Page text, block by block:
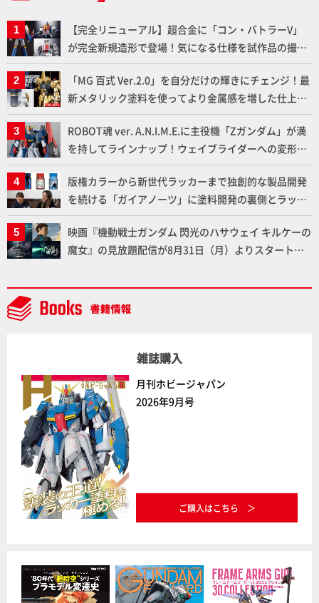
【完全リニューアル】超合金に「コン・バトラーV」
が完全新規造形で登場！気になる仕様を試作品の撮り
下ろしでご紹介!!さらに「大鉄人17」＆「ワンエイ
ト」セット情報もお届け！【超合金の魂】
「MG 百式 Ver.2.0」を自分だけの輝きにチェンジ！最
新メタリック塗料を使ってより金属感を増した仕上が
りに!!【試し読み】
ROBOT魂 ver. A.N.I.M.E.に主役機「Zガンダム」が満
を持してラインナップ！ウェイブライダーへの変形、
劇中どおりのプロポーションを再現【機動戦士Zガン
ダム】
版権カラーから新世代ラッカーまで独創的な製品開発
を続ける「ガイアノーツ」に塗料開発の裏側とラッカ
ー塗料の未来についてインタビュー！
映画『機動戦士ガンダム 閃光のハサウェイ キルケーの
魔女』の見放題配信が8月31日（月）よりスタート！
雑誌購入
月刊ホビージャパン
2026年9月号
ご購入はこちら